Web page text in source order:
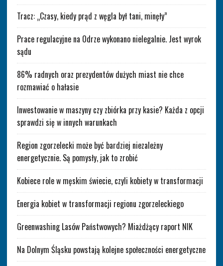
Tracz: „Czasy, kiedy prąd z węgla był tani, minęły”
Prace regulacyjne na Odrze wykonano nielegalnie. Jest wyrok
sądu
86% radnych oraz prezydentów dużych miast nie chce
rozmawiać o hałasie
Inwestowanie w maszyny czy zbiórka przy kasie? Każda z opcji
sprawdzi się w innych warunkach
Region zgorzelecki może być bardziej niezależny
energetycznie. Są pomysły, jak to zrobić
Kobiece role w męskim świecie, czyli kobiety w transformacji
Energia kobiet w transformacji regionu zgorzeleckiego
Greenwashing Lasów Państwowych? Miażdżący raport NIK
Na Dolnym Śląsku powstają kolejne społeczności energetyczne